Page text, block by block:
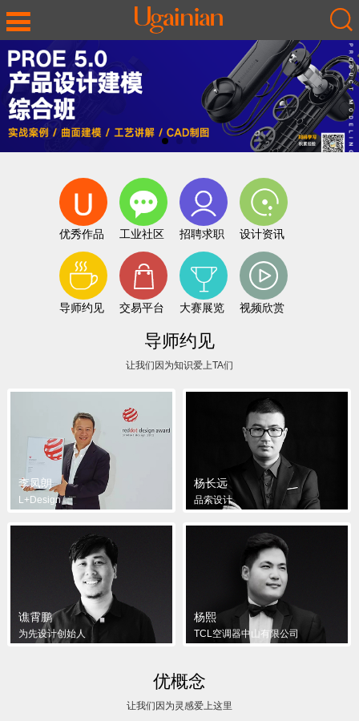
优秀作品 工业社区 招聘求职 设计资讯
导师约见 交易平台 大赛展览 视频欣赏
导师约见
让我们因为知识爱上TA们
李凤朗
L+Design
杨长远
品索设计
谯霄鹏
为先设计创始人
杨熙
TCL空调器中山有限公司
优概念
让我们因为灵感爱上这里